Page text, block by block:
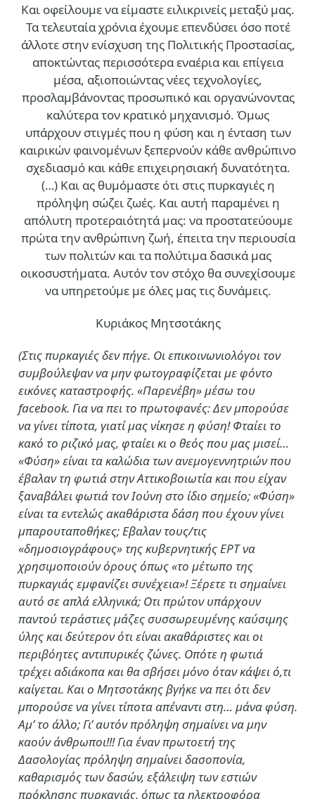
Και οφείλουμε να είμαστε ειλικρινείς μεταξύ μας.
Τα τελευταία χρόνια έχουμε επενδύσει όσο ποτέ
άλλοτε στην ενίσχυση της Πολιτικής Προστασίας,
αποκτώντας περισσότερα εναέρια και επίγεια
μέσα, αξιοποιώντας νέες τεχνολογίες,
προσλαμβάνοντας προσωπικό και οργανώνοντας
καλύτερα τον κρατικό μηχανισμό. Όμως
υπάρχουν στιγμές που η φύση και η ένταση των
καιρικών φαινομένων ξεπερνούν κάθε ανθρώπινο
σχεδιασμό και κάθε επιχειρησιακή δυνατότητα.
(…) Και ας θυμόμαστε ότι στις πυρκαγιές η
πρόληψη σώζει ζωές. Και αυτή παραμένει η
απόλυτη προτεραιότητά μας: να προστατεύουμε
πρώτα την ανθρώπινη ζωή, έπειτα την περιουσία
των πολιτών και τα πολύτιμα δασικά μας
οικοσυστήματα. Αυτόν τον στόχο θα συνεχίσουμε
να υπηρετούμε με όλες μας τις δυνάμεις.
Κυριάκος Μητσοτάκης
(Στις πυρκαγιές δεν πήγε. Οι επικοινωνιολόγοι τον
συμβούλεψαν να μην φωτογραφίζεται με φόντο
εικόνες καταστροφής. «Παρενέβη» μέσω του
facebook. Για να πει το πρωτοφανές: Δεν μπορούσε
να γίνει τίποτα, γιατί μας νίκησε η φύση! Φταίει το
κακό το ριζικό μας, φταίει κι ο θεός που μας μισεί…
«Φύση» είναι τα καλώδια των ανεμογεννητριών που
έβαλαν τη φωτιά στην Αττικοβοιωτία και που είχαν
ξαναβάλει φωτιά τον Ιούνη στο ίδιο σημείο; «Φύση»
είναι τα εντελώς ακαθάριστα δάση που έχουν γίνει
μπαρουταποθήκες; Εβαλαν τους/τις
«δημοσιογράφους» της κυβερνητικής ΕΡΤ να
χρησιμοποιούν όρους όπως «το μέτωπο της
πυρκαγιάς εμφανίζει συνέχεια»! Ξέρετε τι σημαίνει
αυτό σε απλά ελληνικά; Οτι πρώτον υπάρχουν
παντού τεράστιες μάζες συσσωρευμένης καύσιμης
ύλης και δεύτερον ότι είναι ακαθάριστες και οι
περιβόητες αντιπυρικές ζώνες. Οπότε η φωτιά
τρέχει αδιάκοπα και θα σβήσει μόνο όταν κάψει ό,τι
καίγεται. Και ο Μητσοτάκης βγήκε να πει ότι δεν
μπορούσε να γίνει τίποτα απέναντι στη… μάνα φύση.
Αμ’ το άλλο; Γι’ αυτόν πρόληψη σημαίνει να μην
καούν άνθρωποι!!! Για έναν πρωτοετή της
Δασολογίας πρόληψη σημαίνει δασοπονία,
καθαρισμός των δασών, εξάλειψη των εστιών
πρόκλησης πυρκαγιάς, όπως τα ηλεκτροφόρα